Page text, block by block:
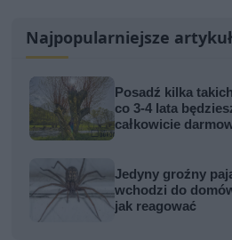
Najpopularniejsze
Posadź kilka
co 3-4 lata
całkowicie
Jedyny groźny
wchodzi do
jak reagować